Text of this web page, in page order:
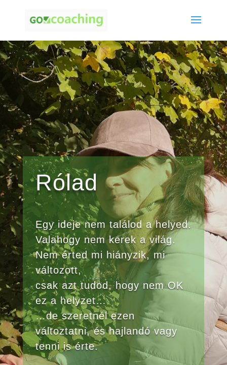
Rólad
Egy ideje nem találod a helyed.
Valahogy nem kerek a világ.
Nem érted mi hiányzik, mi
változott,
csak azt tudod, hogy nem OK
ez a helyzet…
…de szeretnél ezen
változtatni, és hajlandó vagy
tenni is érte.